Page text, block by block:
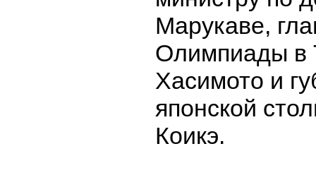
Марукаве,
Олимпиады в
Хасимото и
японской
Коикэ.